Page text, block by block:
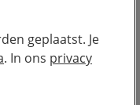
geplaatst. Je
. In ons privacy